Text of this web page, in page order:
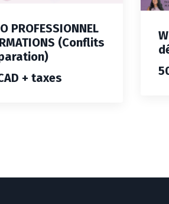
PROFESSIONNEL
(Conflits
+ taxes